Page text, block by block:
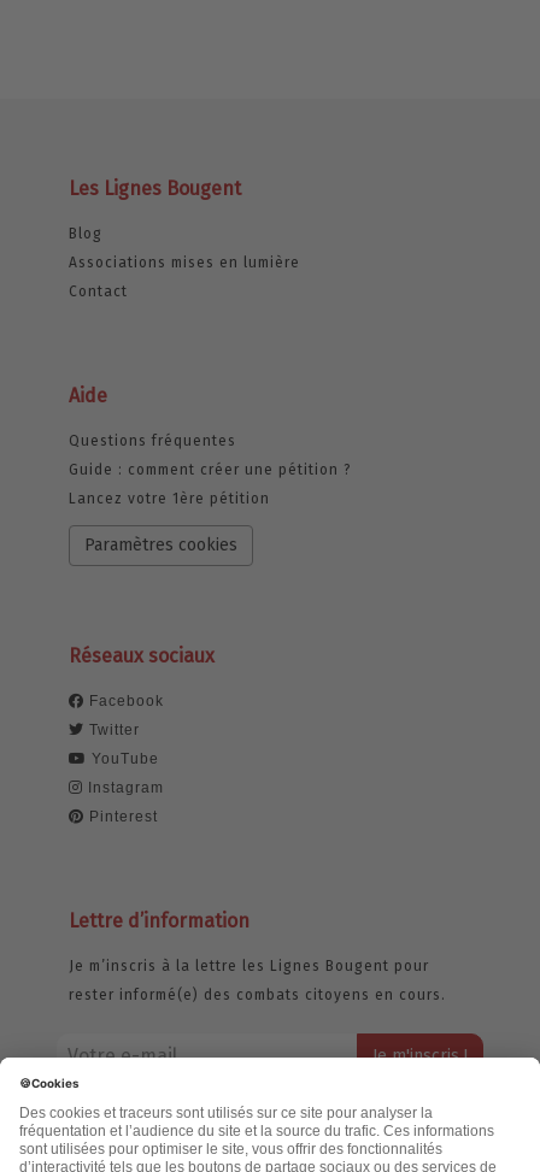
Les Lignes Bougent
Blog
Associations mises en lumière
Contact
Aide
Questions fréquentes
Guide : comment créer une pétition ?
Lancez votre 1ère pétition
Paramètres cookies
Réseaux sociaux
Facebook
Twitter
YouTube
Instagram
Pinterest
Lettre d’information
Je m’inscris à la lettre les Lignes Bougent pour
rester informé(e) des combats citoyens en cours.
jamais échangée. Pour consulter notre politique de confidentialité,
cliquez ici.